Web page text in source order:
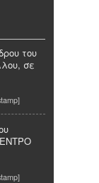
του
σε